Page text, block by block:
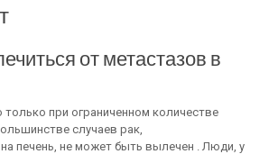
от метастазов в
при ограниченном количестве
случаев рак,
печень, не может быть вылечен . Люди, у